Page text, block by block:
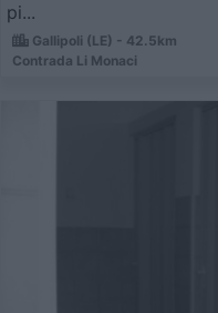
pi...
Gallipoli (LE) - 42.5km
Contrada Li Monaci